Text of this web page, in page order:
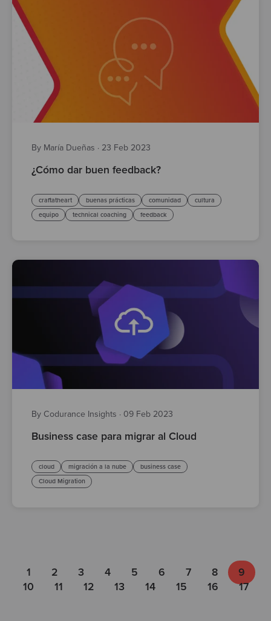
By María Dueñas · 23 Feb 2023
¿Cómo dar buen feedback?
craftatheart buenas prácticas comunidad
cultura
equipo
technical coaching feedback
By Codurance Insights · 09 Feb 2023
Business case para migrar al Cloud
cloud migración a la nube
business case
Cloud Migration
1 2 3 4 5 6 7 8
9
10
11 12 13 14 15 16 17